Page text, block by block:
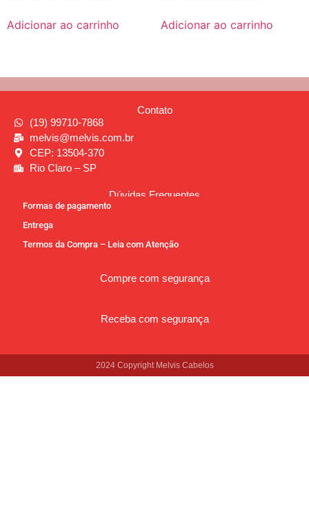
Adicionar ao carrinho Adicionar ao carrinho
Contato
(19) 99710-7868
melvis@melvis.com.br
CEP: 13504-370
Rio Claro – SP
Dúvidas Frequentes
Formas de pagamento
Entrega
Termos da Compra – Leia com Atenção
Compre com segurança
Receba com segurança
2024 Copyright Melvis Cabelos